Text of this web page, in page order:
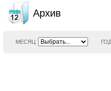
Архив
МЕСЯЦ ГОД